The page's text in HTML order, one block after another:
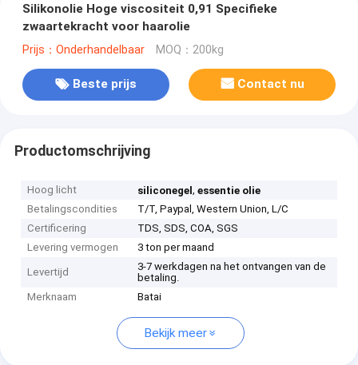
Silikonolie Hoge viscositeit 0,91 Specifieke
zwaartekracht voor haarolie
Prijs：Onderhandelbaar MOQ：200kg
Beste prijs Contact nu
Productomschrijving
Hoog licht siliconegel,essentie olie
Betalingscondities
T/T, Paypal, Western Union, L/C
Certificering
TDS, SDS, COA, SGS
Levering vermogen
3 ton per maand
Levertijd
3-7 werkdagen na het ontvangen van de
betaling.
Merknaam
Batai
Bekijk meer